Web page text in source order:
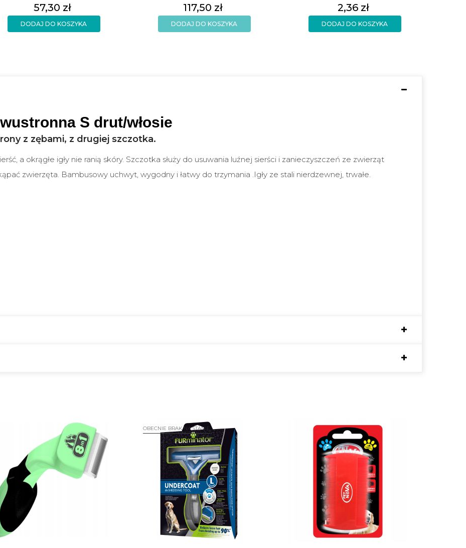
Cena
57,30 zł
DODAJ DO KOSZYKA
Cena
117,50 zł
DODAJ DO KOSZYKA
Cena
2,36 zł
DODAJ DO KOSZYKA
S drut/włosie
z zębami, z drugiej szczotka.
a okrągłe igły nie ranią skóry. Szczotka służy do usuwania luźnej sierści i zanieczyszczeń ze zwierząt
zwierzęta. Bambusowy uchwyt, wygodny i łatwy do trzymania .Igły ze stali nierdzewnej, trwałe.
OBECNIE BRAK NA STANIE